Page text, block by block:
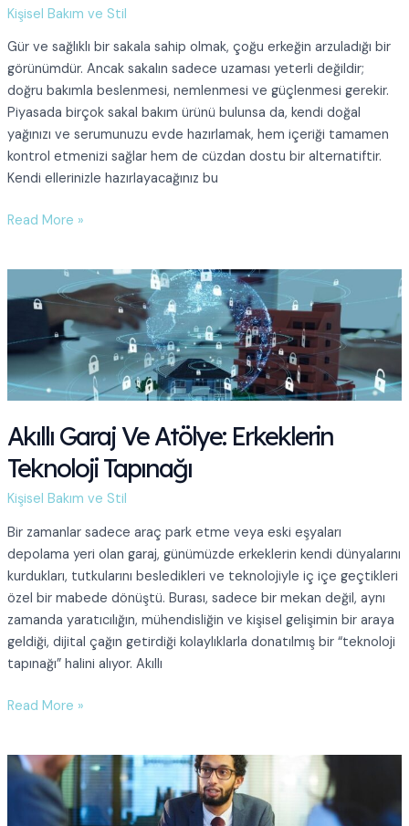
Kişisel Bakım ve Stil
Gür ve sağlıklı bir sakala sahip olmak, çoğu erkeğin arzuladığı bir
görünümdür. Ancak sakalın sadece uzaması yeterli değildir;
doğru bakımla beslenmesi, nemlenmesi ve güçlenmesi gerekir.
Piyasada birçok sakal bakım ürünü bulunsa da, kendi doğal
yağınızı ve serumunuzu evde hazırlamak, hem içeriği tamamen
kontrol etmenizi sağlar hem de cüzdan dostu bir alternatiftir.
Kendi ellerinizle hazırlayacağınız bu
Evde
Serumu
Nasıl
Hazırlanır?
Read More »
Akıllı Garaj Ve Atölye: Erkeklerin
Teknoloji Tapınağı
Kişisel Bakım ve Stil
Bir zamanlar sadece araç park etme veya eski eşyaları
depolama yeri olan garaj, günümüzde erkeklerin kendi dünyalarını
kurdukları, tutkularını besledikleri ve teknolojiyle iç içe geçtikleri
özel bir mabede dönüştü. Burası, sadece bir mekan değil, aynı
zamanda yaratıcılığın, mühendisliğin ve kişisel gelişimin bir araya
geldiği, dijital çağın getirdiği kolaylıklarla donatılmış bir “teknoloji
tapınağı” halini alıyor. Akıllı
Akıllı
Atölye:
Erkeklerin
Teknoloji
Read More »